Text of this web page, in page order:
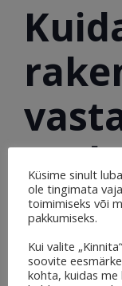
Ettevõtte
rakendamiseks
Küsime sinult
ole tingimata
toimimiseks või
pakkumiseks.
Kui valite
soovite
kohta, kuidas